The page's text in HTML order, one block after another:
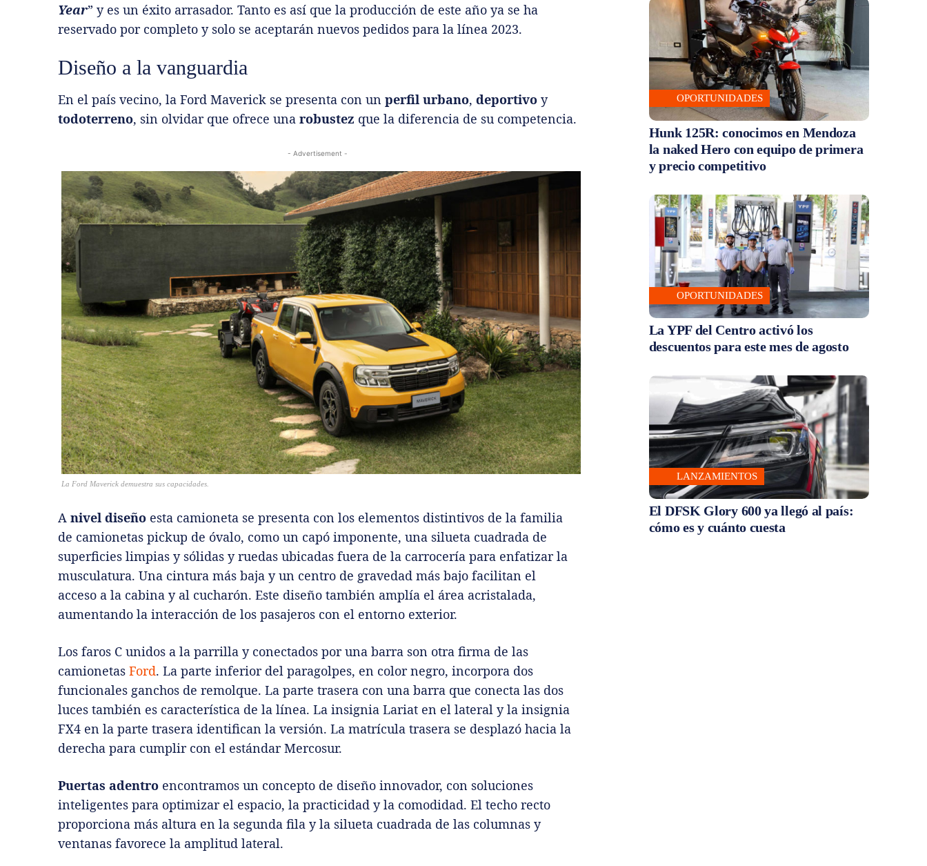
Year” y es un éxito arrasador. Tanto es así que la producción de este año ya se ha
reservado por completo y solo se aceptarán nuevos pedidos para la línea 2023.
Diseño a la vanguardia
En el país vecino, la Ford Maverick se presenta con un perfil urbano, deportivo y
todoterreno, sin olvidar que ofrece una robustez que la diferencia de su competencia.
- Advertisement -
La Ford Maverick demuestra sus capacidades.
A nivel diseño esta camioneta se presenta con los elementos distintivos de la familia
de camionetas pickup de óvalo, como un capó imponente, una silueta cuadrada de
superficies limpias y sólidas y ruedas ubicadas fuera de la carrocería para enfatizar la
musculatura. Una cintura más baja y un centro de gravedad más bajo facilitan el
acceso a la cabina y al cucharón. Este diseño también amplía el área acristalada,
aumentando la interacción de los pasajeros con el entorno exterior.
Los faros C unidos a la parrilla y conectados por una barra son otra firma de las
camionetas Ford. La parte inferior del paragolpes, en color negro, incorpora dos
funcionales ganchos de remolque. La parte trasera con una barra que conecta las dos
luces también es característica de la línea. La insignia Lariat en el lateral y la insignia
FX4 en la parte trasera identifican la versión. La matrícula trasera se desplazó hacia la
derecha para cumplir con el estándar Mercosur.
Puertas adentro encontramos un concepto de diseño innovador, con soluciones
inteligentes para optimizar el espacio, la practicidad y la comodidad. El techo recto
proporciona más altura en la segunda fila y la silueta cuadrada de las columnas y
ventanas favorece la amplitud lateral.
OPORTUNIDADES
Hunk 125R: conocimos en Mendoza
la naked Hero con equipo de primera
y precio competitivo
OPORTUNIDADES
La YPF del Centro activó los
descuentos para este mes de agosto
LANZAMIENTOS
El DFSK Glory 600 ya llegó al país:
cómo es y cuánto cuesta